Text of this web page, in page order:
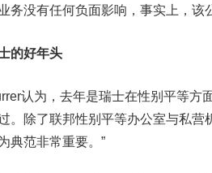
务没有任何负面影响，事实上，该
的好年头
认为，去年是瑞士在性别平等方
。除了联邦性别平等办公室与私营
典范非常重要。”